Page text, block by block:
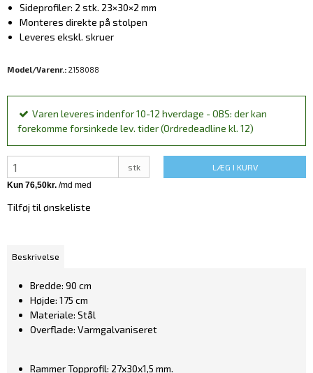
Sideprofiler: 2 stk. 23×30×2 mm
Monteres direkte på stolpen
Leveres ekskl. skruer
Model/Varenr.: 2158088
Varen leveres indenfor 10-12 hverdage - OBS: der kan
forekomme forsinkede lev. tider (Ordredeadline kl. 12)
stk LÆG I KURV
Tilføj til ønskeliste
Beskrivelse
Bredde: 90 cm
Højde: 175 cm
Materiale: Stål
Overflade: Varmgalvaniseret
Rammer Topprofil: 27x30x1,5 mm.